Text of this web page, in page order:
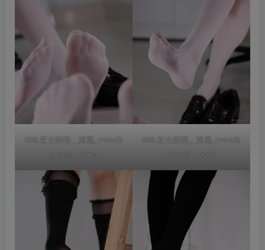
009.芝士好椰__涞觅_more白
丘比特__0003
009.芝士好椰__涞觅_more白
丘比特__0006